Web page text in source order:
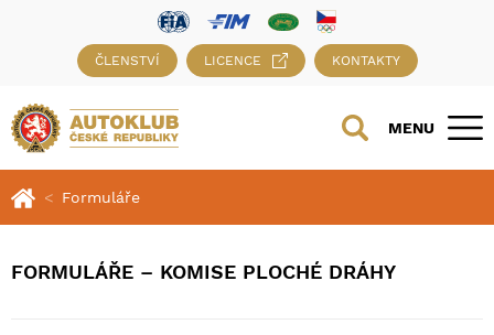
ČLENSTVÍ LICENCE KONTAKTY
MENU
Formuláře
FORMULÁŘE – KOMISE PLOCHÉ DRÁHY